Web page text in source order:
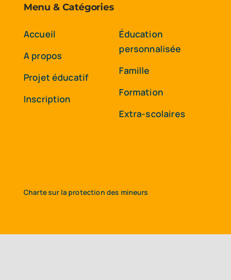
Menu & Catégories
Accueil
A propos
Projet éducatif
Inscription
Éducation
personnalisée
Famille
Formation
Extra-scolaires
Charte sur la protection des mineurs